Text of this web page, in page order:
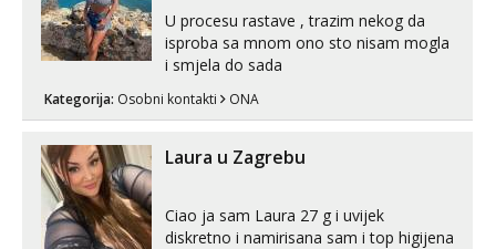
U procesu rastave , trazim nekog da
isproba sa mnom ono sto nisam mogla
i smjela do sada
Kategorija: Osobni kontakti ONA
Laura u Zagrebu
Ciao ja sam Laura 27 g i uvijek
diskretno i namirisana sam i top higijena